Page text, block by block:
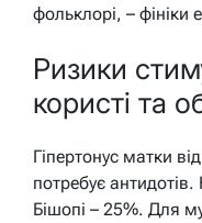
фольклорі, – фініки
Ризики
користі та
Гіпертонус матки
потребує
Бішопі – 25%. Для